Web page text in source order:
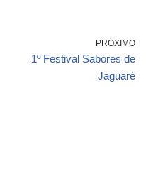
PRÓXIMO
1º Festival Sabores de
Jaguaré